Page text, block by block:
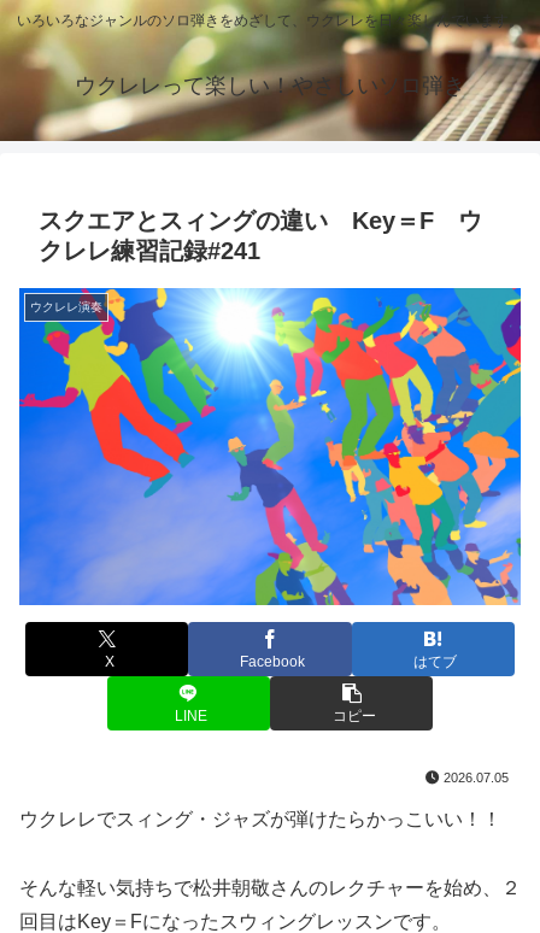
いろいろなジャンルのソロ弾きをめざして、ウクレレを日々楽しんでいます。
ウクレレって楽しい！やさしいソロ弾き
スクエアとスィングの違い Key＝F ウ
クレレ練習記録#241
ウクレレ演奏
X Facebook はてブ
LINE コピー
2026.07.05
ウクレレでスィング・ジャズが弾けたらかっこいい！！
そんな軽い気持ちで松井朝敬さんのレクチャーを始め、２
回目はKey＝Fになったスウィングレッスンです。